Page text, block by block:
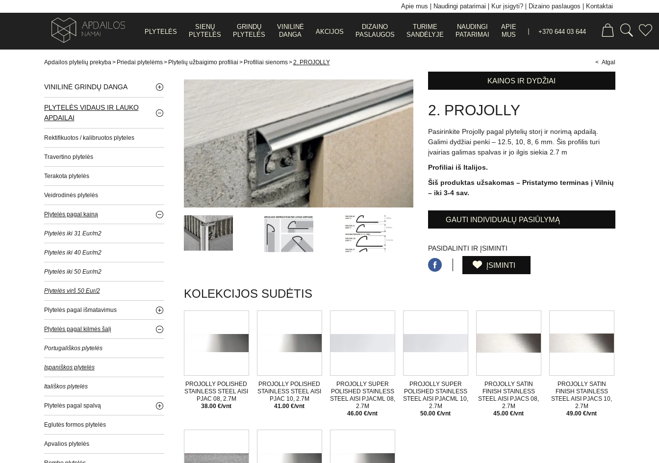
Apie mus Naudingi patarimai Kur įsigyti? Dizaino paslaugos Kontaktai
PLYTELĖS
SIENŲ
PLYTELĖS
GRINDŲ
PLYTELĖS
VINILINĖ
DANGA
AKCIJOS
DIZAINO
PASLAUGOS
TURIME
SANDĖLYJE
NAUDINGI
PATARIMAI
APIE
MUS
+370 644 03 644
Apdailos plytelių prekyba > Priedai plytelėms> Plytelių užbaigimo profiliai > Profiliai sienoms>2. PROJOLLY < Atgal
VINILINĖ GRINDŲ DANGA
PLYTELĖS VIDAUS IR LAUKO
APDAILAI
Rektifikuotos / kalibruotos plyteles
Travertino plytelės
Terakota plytelės
Veidrodinės plytelės
Plytelės pagal kainą
Plytelės iki 31 Eur/m2
Plytelės iki 40 Eur/m2
Plytelės iki 50 Eur/m2
Plytelės virš 50 Eur/2
Plytelės pagal išmatavimus
Plytelės pagal kilmės šalį
Portugališkos plytelės
Ispaniškos plytelės
Itališkos plytelės
Plytelės pagal spalvą
Eglutės formos plytelės
Apvalios plytelės
KAINOS IR DYDŽIAI
2. PROJOLLY
Pasirinkite Projolly pagal plytelių storį ir norimą apdailą.
Galimi dydžiai penki – 12.5, 10, 8, 6 mm. Šis profilis turi
įvairias galimas spalvas ir jo ilgis siekia 2.7 m
Profiliai iš Italijos.
Šiš produktas užsakomas – Pristatymo terminas į Vilnių
– iki 3-4 sav.
GAUTI INDIVIDUALŲ PASIŪLYMĄ
PASIDALINTI IR ĮSIMINTI
ĮSIMINTI
KOLEKCIJOS SUDĖTIS
PROJOLLY POLISHED
STAINLESS STEEL AISI
PJAC 08, 2.7M
38.00 €/vnt
PROJOLLY POLISHED
STAINLESS STEEL AISI
PJAC 10, 2.7M
41.00 €/vnt
PROJOLLY SUPER
POLISHED STAINLESS
STEEL AISI PJACML 08,
2.7M
46.00 €/vnt
PROJOLLY SUPER
POLISHED STAINLESS
STEEL AISI PJACML 10,
2.7M
50.00 €/vnt
PROJOLLY SATIN
FINISH STAINLESS
STEEL AISI PJACS 08,
2.7M
45.00 €/vnt
PROJOLLY SATIN
FINISH STAINLESS
STEEL AISI PJACS 10,
2.7M
49.00 €/vnt